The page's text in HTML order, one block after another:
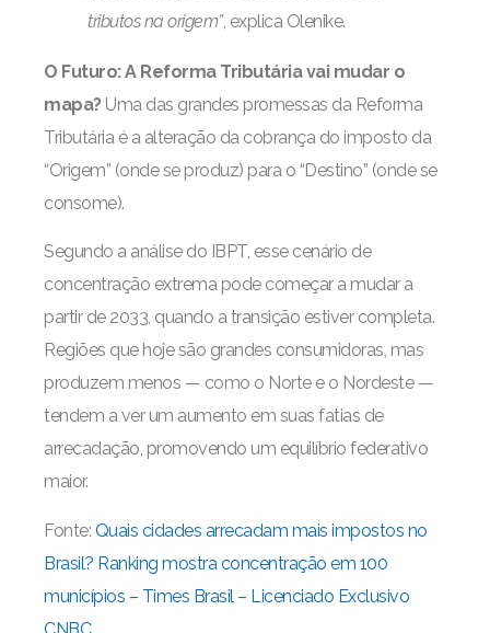
tributos na origem”, explica Olenike.
O Futuro: A Reforma Tributária vai mudar o
mapa? Uma das grandes promessas da Reforma
Tributária é a alteração da cobrança do imposto da
“Origem” (onde se produz) para o “Destino” (onde se
consome).
Segundo a análise do IBPT, esse cenário de
concentração extrema pode começar a mudar a
partir de 2033, quando a transição estiver completa.
Regiões que hoje são grandes consumidoras, mas
produzem menos — como o Norte e o Nordeste —
tendem a ver um aumento em suas fatias de
arrecadação, promovendo um equilíbrio federativo
maior.
Fonte: Quais cidades arrecadam mais impostos no
Brasil? Ranking mostra concentração em 100
municípios – Times Brasil – Licenciado Exclusivo